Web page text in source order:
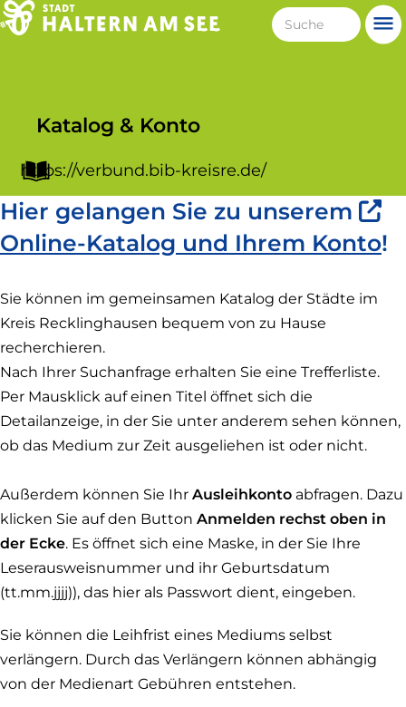
Direkt
zum
Suche
Katalog & Konto
https://verbund.bib-kreisre.de/
Hier gelangen Sie zu unserem
Online-Katalog und Ihrem Konto!
Sie können im gemeinsamen Katalog der Städte im
Kreis Recklinghausen bequem von zu Hause
recherchieren.
Nach Ihrer Suchanfrage erhalten Sie eine Trefferliste.
Per Mausklick auf einen Titel öffnet sich die
Detailanzeige, in der Sie unter anderem sehen können,
ob das Medium zur Zeit ausgeliehen ist oder nicht.
Außerdem können Sie Ihr Ausleihkonto abfragen. Dazu
klicken Sie auf den Button Anmelden rechst oben in
der Ecke. Es öffnet sich eine Maske, in der Sie Ihre
Leserausweisnummer und ihr Geburtsdatum
(tt.mm.jjjj)), das hier als Passwort dient, eingeben.
Sie können die Leihfrist eines Mediums selbst
verlängern. Durch das Verlängern können abhängig
von der Medienart Gebühren entstehen.